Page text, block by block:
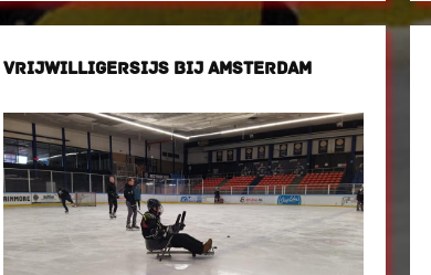
VRIJWILLIGERSIJS BIJ AMSTERDAM